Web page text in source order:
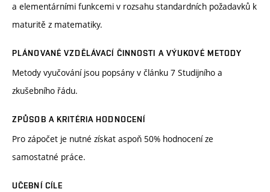
a elementárními funkcemi v rozsahu standardních požadavků k
maturitě z matematiky.
PLÁNOVANÉ VZDĚLÁVACÍ ČINNOSTI A VÝUKOVÉ METODY
Metody vyučování jsou popsány v článku 7 Studijního a
zkušebního řádu.
ZPŮSOB A KRITÉRIA HODNOCENÍ
Pro zápočet je nutné získat aspoň 50% hodnocení ze
samostatné práce.
UČEBNÍ CÍLE